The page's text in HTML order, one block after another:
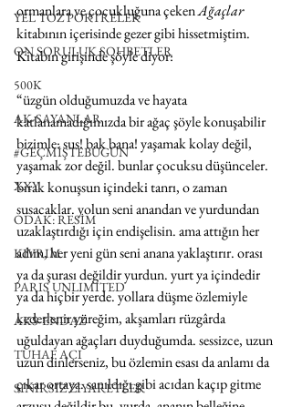
YEL TOZ PORTRELER
ON SORULUK SOHBETLER
500K
AK-SAYANLAR
#GEÇMİŞTEBUGÜN
XXY
ODAK: RESİM
KIVRIM
PARIS UNLIMITED
AKS-ENDAZ
TUHAF AÇI
SINIRSIZ ZİYARETLER
ormanlara ve çocukluğuna çeken Ağaçlar
kitabının içerisinde gezer gibi hissetmiştim.
Kitabın girişinde şöyle diyor:
“üzgün olduğumuzda ve hayata
katlanamadığımızda bir ağaç şöyle konuşabilir
bizimle: sus! bak bana! yaşamak kolay değil,
yaşamak zor değil. bunlar çocuksu düşünceler.
bırak konuşsun içindeki tanrı, o zaman
susacaklar. yolun seni anandan ve yurdundan
uzaklaştırdığı için endişelisin. ama attığın her
adım, her yeni gün seni anana yaklaştırır. orası
ya da şurası değildir yurdun. yurt ya içindedir
ya da hiçbir yerde. yollara düşme özlemiyle
kederlenir yüreğim, akşamları rüzgârda
uğuldayan ağaçları duyduğumda. sessizce, uzun
uzun dinlerseniz, bu özlemin esası da anlamı da
çıkar ortaya. sanıldığı gibi acıdan kaçıp gitme